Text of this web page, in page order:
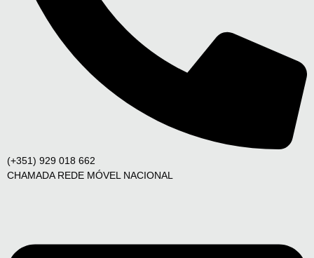
(+351) 929 018 662
CHAMADA REDE MÓVEL NACIONAL